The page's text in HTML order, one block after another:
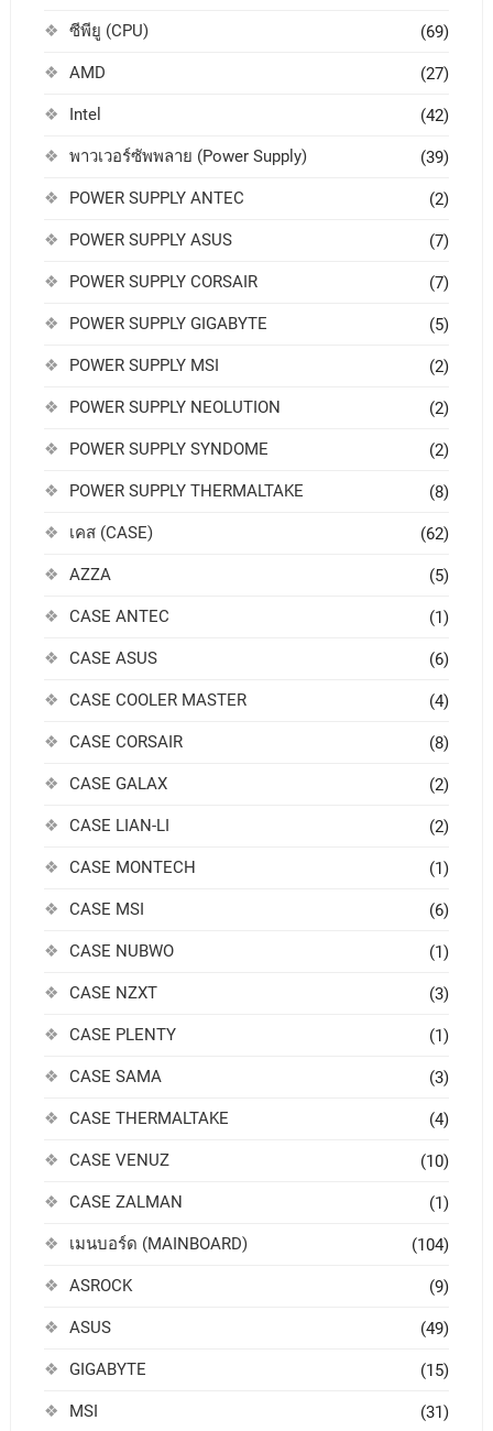
ซีพียู (CPU) (69)
AMD (27)
Intel (42)
พาวเวอร์ซัพพลาย (Power Supply) (39)
POWER SUPPLY ANTEC (2)
POWER SUPPLY ASUS (7)
POWER SUPPLY CORSAIR (7)
POWER SUPPLY GIGABYTE (5)
POWER SUPPLY MSI (2)
POWER SUPPLY NEOLUTION (2)
POWER SUPPLY SYNDOME (2)
POWER SUPPLY THERMALTAKE (8)
เคส (CASE) (62)
AZZA (5)
CASE ANTEC (1)
CASE ASUS (6)
CASE COOLER MASTER (4)
CASE CORSAIR (8)
CASE GALAX (2)
CASE LIAN-LI (2)
CASE MONTECH (1)
CASE MSI (6)
CASE NUBWO (1)
CASE NZXT (3)
CASE PLENTY (1)
CASE SAMA (3)
CASE THERMALTAKE (4)
CASE VENUZ (10)
CASE ZALMAN (1)
เมนบอร์ด (MAINBOARD) (104)
ASROCK (9)
ASUS (49)
GIGABYTE (15)
MSI (31)